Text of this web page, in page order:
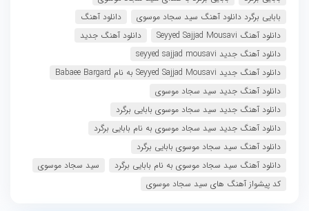
بابایی برگرد دانلود آهنگ سید سجاد موسوی
دانلود آهنگ
دانلود آهنگ Seyyed Sajjad Mousavi
دانلود آهنگ جدید
دانلود آهنگ جدید seyyed sajjad mousavi
دانلود آهنگ جدید Seyyed Sajjad Mousavi به نام Babaee Bargard
دانلود آهنگ جدید سید سجاد موسوی
دانلود آهنگ جدید سید سجاد موسوی بابایی برگرد
دانلود آهنگ جدید سید سجاد موسوی به نام بابایی برگرد
دانلود آهنگ سید سجاد موسوی بابایی برگرد
دانلود آهنگ سید سجاد موسوی به نام بابایی برگرد
سید سجاد موسوی
کد پیشواز آهنگ های سید سجاد موسوی